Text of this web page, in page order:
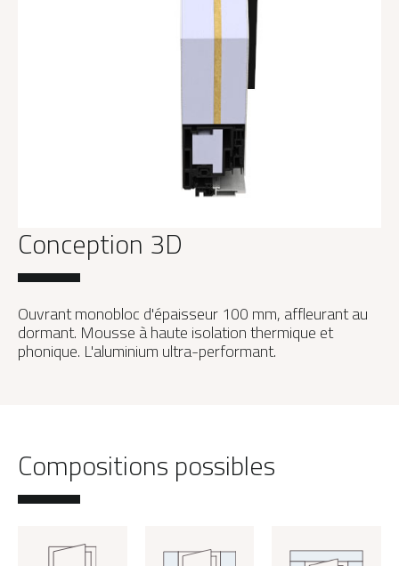
Conception 3D
Ouvrant monobloc d'épaisseur 100 mm, affleurant au
dormant. Mousse à haute isolation thermique et
phonique. L'aluminium ultra-performant.
Compositions possibles